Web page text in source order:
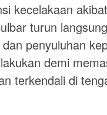
kecelakaan
turun
penyuluhan
demi
terkendali di